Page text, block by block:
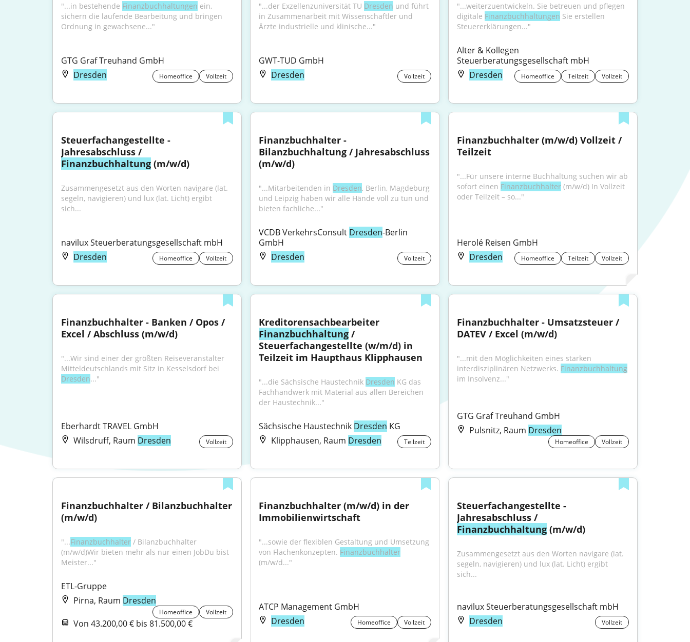
"...in bestehende Finanzbuchhaltungen ein,
sichern die laufende Bearbeitung und bringen
Ordnung in gewachsene..."
GTG Graf Treuhand GmbH
Dresden
Homeoffice Vollzeit
"...der Exzellenzuniversität TU Dresden und führt
in Zusammenarbeit mit Wissenschaftler und
Ärzte industrielle und klinische..."
GWT-TUD GmbH
Dresden
Vollzeit
"...weiterzuentwickeln. Sie betreuen und pflegen
digitale Finanzbuchhaltungen Sie erstellen
Steuererklärungen..."
Alter & Kollegen
Steuerberatungsgesellschaft mbH
Dresden
Homeoffice Teilzeit Vollzeit
Steuerfachangestellte -
Jahresabschluss /
Finanzbuchhaltung (m/w/d)
Zusammengesetzt aus den Worten navigare (lat.
segeln, navigieren) und lux (lat. Licht) ergibt
sich...
navilux Steuerberatungsgesellschaft mbH
Dresden
Homeoffice Vollzeit
Finanzbuchhalter -
Bilanzbuchhaltung / Jahresabschluss
(m/w/d)
"...Mitarbeitenden in Dresden, Berlin, Magdeburg
und Leipzig haben wir alle Hände voll zu tun und
bieten fachliche..."
VCDB VerkehrsConsult Dresden-Berlin
GmbH
Dresden
Vollzeit
Finanzbuchhalter (m/w/d) Vollzeit /
Teilzeit
"...Für unsere interne Buchhaltung suchen wir ab
sofort einen Finanzbuchhalter (m/w/d) In Vollzeit
oder Teilzeit – so..."
Herolé Reisen GmbH
Dresden
Homeoffice Teilzeit Vollzeit
Finanzbuchhalter - Banken / Opos /
Excel / Abschluss (m/w/d)
"...Wir sind einer der größten Reiseveranstalter
Dresden..."
Eberhardt TRAVEL GmbH
Wilsdruff, Raum Dresden Vollzeit
Finanzbuchhaltung /
Steuerfachangestellte (w/m/d) in
Teilzeit im Haupthaus Klipphausen
"...die Sächsische Haustechnik Dresden KG das
Fachhandwerk mit Material aus allen Bereichen
der Haustechnik..."
Sächsische Haustechnik Dresden KG
Klipphausen, Raum Dresden Teilzeit
Finanzbuchhalter - Umsatzsteuer /
DATEV / Excel (m/w/d)
"...mit den Möglichkeiten eines starken
interdisziplinären Netzwerks. Finanzbuchhaltung
im Insolvenz..."
GTG Graf Treuhand GmbH
Pulsnitz, Raum Dresden
Homeoffice Vollzeit
Finanzbuchhalter / Bilanzbuchhalter
(m/w/d)
"...Finanzbuchhalter / Bilanzbuchhalter
(m/w/d)Wir bieten mehr als nur einen JobDu bist
Meister..."
ETL-Gruppe
Pirna, Raum Dresden
Homeoffice Vollzeit
Von 43.200,00 € bis 81.500,00 €
Finanzbuchhalter (m/w/d) in der
Immobilienwirtschaft
"...sowie der flexiblen Gestal­tung und Um­setzung
von Flächen­konzepten. Finanzbuchhalter
(m/w/d..."
ATCP Management GmbH
Dresden
Homeoffice Vollzeit
Steuerfachangestellte -
Jahresabschluss /
Finanzbuchhaltung (m/w/d)
Zusammengesetzt aus den Worten navigare (lat.
segeln, navigieren) und lux (lat. Licht) ergibt
sich...
navilux Steuerberatungsgesellschaft mbH
Dresden
Vollzeit